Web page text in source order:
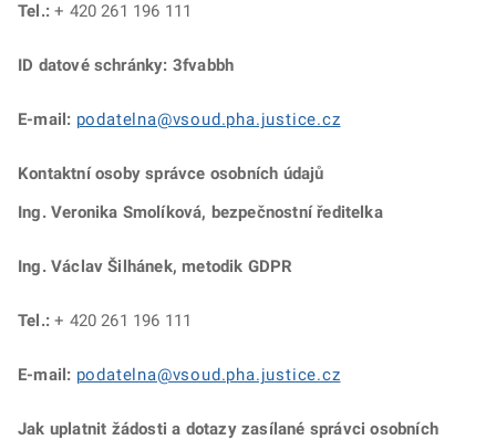
Tel.:+ 420 261 196 111
ID datové schránky: 3fvabbh
E-mail: podatelna@vsoud.pha.justice.cz
Kontaktní osoby správce osobních údajů
Ing. Veronika Smolíková, bezpečnostní ředitelka
Ing. Václav Šilhánek, metodik GDPR
Tel.:+ 420 261 196 111
E-mail: podatelna@vsoud.pha.justice.cz
Jak uplatnit žádosti a dotazy zasílané správci osobních